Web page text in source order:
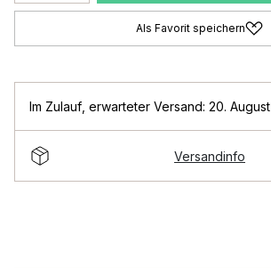
Als Favorit speichern
Im Zulauf erwarteter Versand: 20. August
Versandinfo